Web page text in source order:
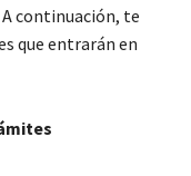
continuación, te
que entrarán en